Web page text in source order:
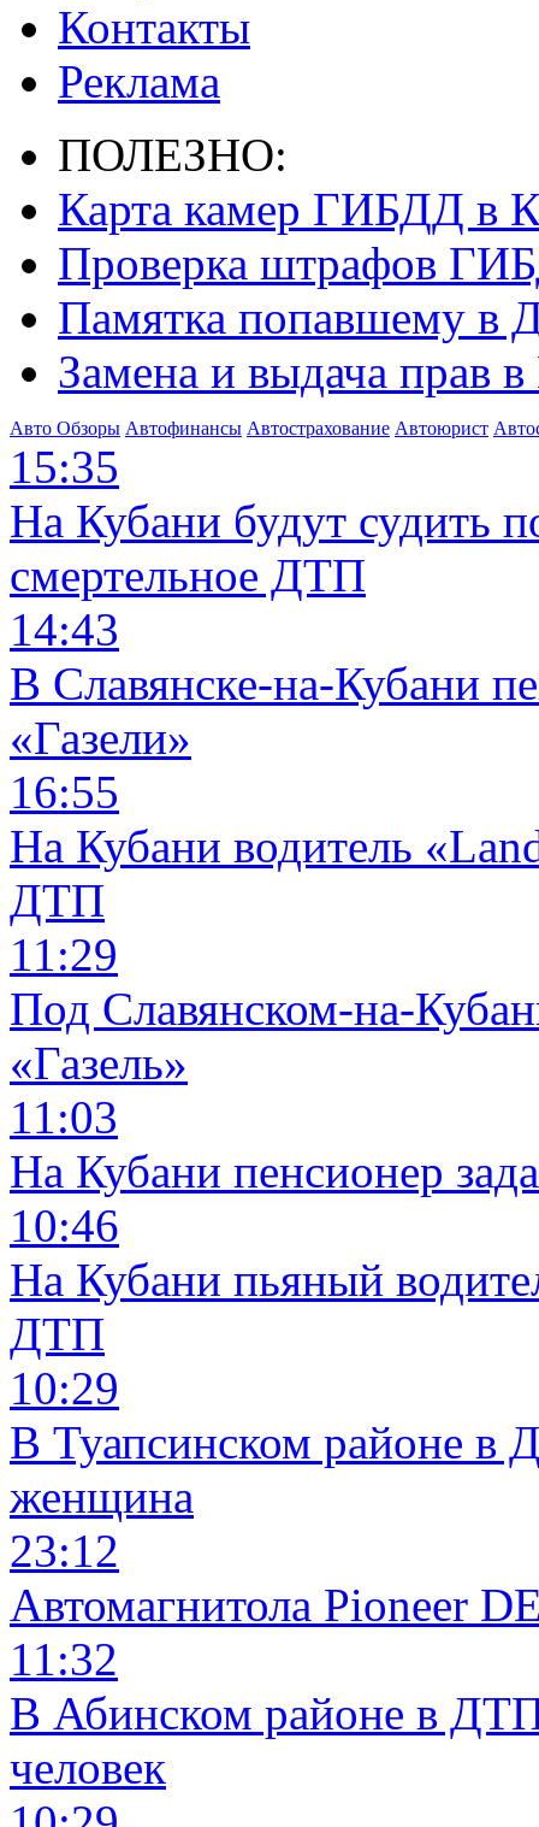
Контакты
Реклама
ПОЛЕЗНО:
Карта камер ГИБДД в
Проверка штрафов
Памятка попавшему в
Замена и выдача прав
Авто Обзоры Автофинансы Автострахование Автоюрист
15:35
На Кубани будут судить
смертельное ДТП
14:43
В Славянске-на-Кубани
«Газели»
16:55
На Кубани водитель
ДТП
11:29
Под Славянском-на-
«Газель»
11:03
На Кубани пенсионер
10:46
На Кубани пьяный
ДТП
10:29
В Туапсинском районе в
женщина
23:12
Автомагнитола Pioneer
11:32
В Абинском районе в
человек